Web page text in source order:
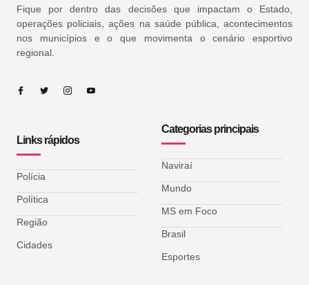
Fique por dentro das decisões que impactam o Estado,
operações policiais, ações na saúde pública, acontecimentos
nos municípios e o que movimenta o cenário esportivo
regional.
Links rápidos
Polícia
Política
Região
Cidades
Categorias principais
Naviraí
Mundo
MS em Foco
Brasil
Esportes